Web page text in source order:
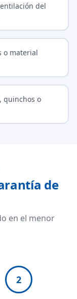
del
o material
quinchos o
de
en el menor
2